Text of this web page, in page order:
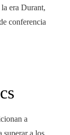
era Durant,
conferencia
a
superar a los